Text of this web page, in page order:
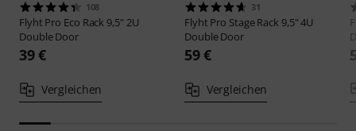
108
Flyht Pro Eco Rack 9,5" 2U
Double Door
39 €
Vergleichen
31
Flyht Pro Stage Rack 9,5" 4U
Double Door
59 €
Vergleichen